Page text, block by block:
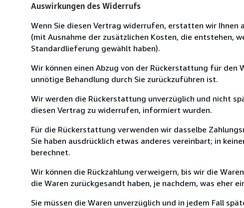
Auswirkungen des Widerrufs
Wenn Sie diesen Vertrag widerrufen, erstatten wir Ihnen
(mit Ausnahme der zusätzlichen Kosten, die entstehen,
Standardlieferung gewählt haben).
Wir können einen Abzug von der Rückerstattung für
unnötige Behandlung durch Sie zurückzuführen ist.
Wir werden die Rückerstattung unverzüglich und nicht
diesen Vertrag zu widerrufen, informiert wurden.
Für die Rückerstattung verwenden wir dasselbe
Sie haben ausdrücklich etwas anderes vereinbart; in
berechnet.
Wir können die Rückzahlung verweigern, bis wir die
die Waren zurückgesandt haben, je nachdem, was eher
Sie müssen die Waren unverzüglich und in jedem Fall